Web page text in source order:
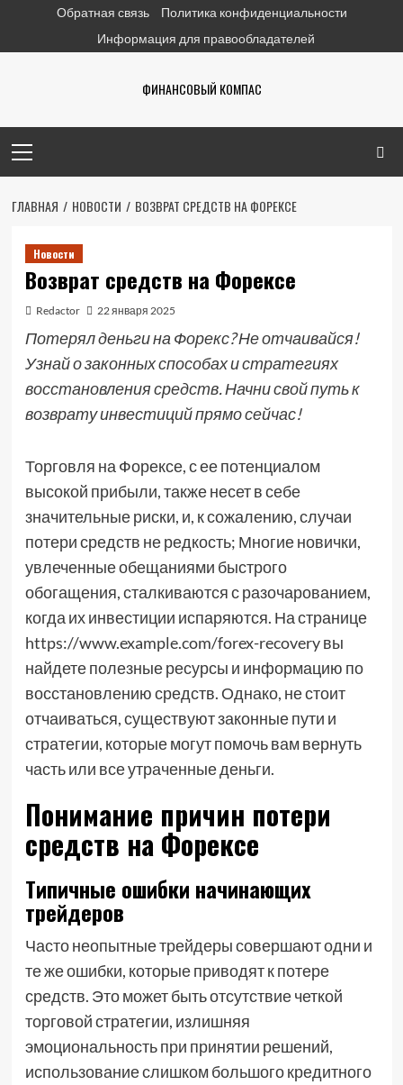
содержимому
Обратная связь
Политика конфиденциальности
Информация для правообладателей
ФИНАНСОВЫЙ КОМПАС
меню
ГЛАВНАЯ НОВОСТИ ВОЗВРАТ СРЕДСТВ НА ФОРЕКСЕ
Новости
Возврат средств на Форексе
Redactor 22 января 2025
Потерял деньги на Форекс? Не отчаивайся!
Узнай о законных способах и стратегиях
восстановления средств. Начни свой путь к
возврату инвестиций прямо сейчас!
Торговля на Форексе, с ее потенциалом
высокой прибыли, также несет в себе
значительные риски, и, к сожалению, случаи
потери средств не редкость; Многие новички,
увлеченные обещаниями быстрого
обогащения, сталкиваются с разочарованием,
когда их инвестиции испаряются. На странице
https://www.example.com/forex-recovery вы
найдете полезные ресурсы и информацию по
восстановлению средств. Однако, не стоит
отчаиваться, существуют законные пути и
стратегии, которые могут помочь вам вернуть
часть или все утраченные деньги.
Понимание причин потери
средств на Форексе
Типичные ошибки начинающих
трейдеров
Часто неопытные трейдеры совершают одни и
те же ошибки, которые приводят к потере
средств. Это может быть отсутствие четкой
торговой стратегии, излишняя
эмоциональность при принятии решений,
использование слишком большого кредитного